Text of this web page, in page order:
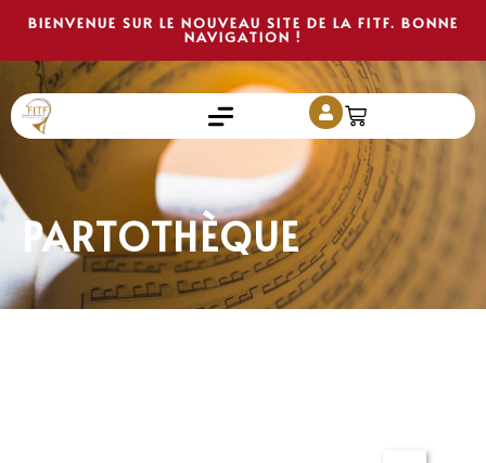
BIENVENUE SUR LE NOUVEAU SITE DE LA FITF. BONNE
NAVIGATION !
PARTOTHÈQUE